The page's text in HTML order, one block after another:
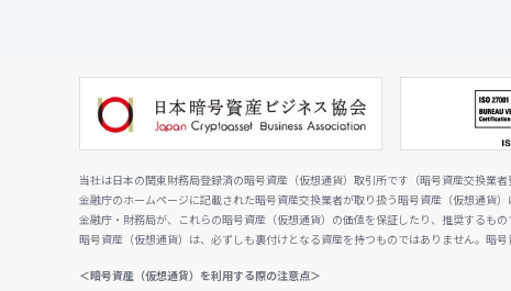
当社は日本の関東財務局登録済の暗号資産（仮想通貨）取引所です（暗号資産交換業者
金融庁のホームページに記載された暗号資産交換業者が取り扱う暗号資産（仮想通貨
金融庁・財務局が、これらの暗号資産（仮想通貨）の価値を保証したり、推奨するもの
暗号資産（仮想通貨）は、必ずしも裏付けとなる資産を持つものではありません。暗
＜暗号資産（仮想通貨）を利用する際の注意点＞